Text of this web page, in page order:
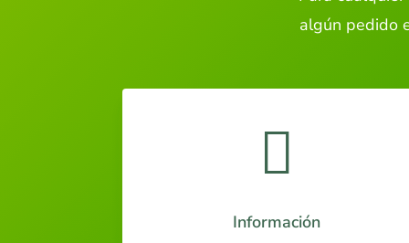
algún pedido

Información